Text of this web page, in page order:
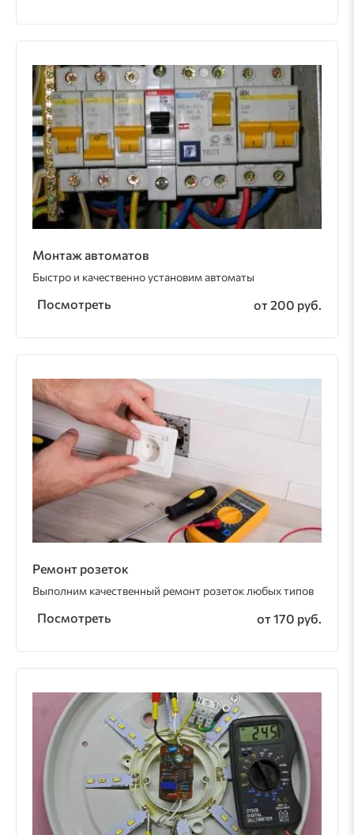
Монтаж автоматов
Быстро и качественно установим автоматы
Посмотреть от 200 руб.
Ремонт розеток
Выполним качественный ремонт розеток любых типов
Посмотреть от 170 руб.